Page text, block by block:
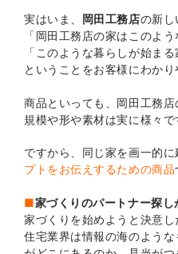
実はいま、 岡田工務店の新し
「岡田工務店の家はこのよう
「このような暮らしが始まる
ということをお客様にわかり
商品といっても、岡田工務店
規模や形や素材は実に様々で
ですから、同じ家を画一的に
プトをお伝えするための商品
■家づくりのパートナー探し
家づくりを始めようと決意し
住宅業界は情報の海のよう